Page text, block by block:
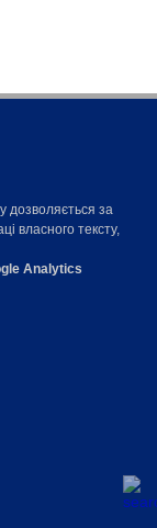
дозволяється за
власного тексту,
Analytics